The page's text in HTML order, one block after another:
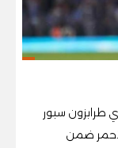
طرابزون سبور
ضمن